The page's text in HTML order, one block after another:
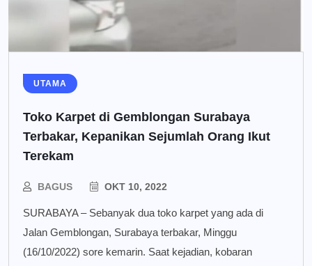
UTAMA
Toko Karpet di Gemblongan Surabaya
Terbakar, Kepanikan Sejumlah Orang Ikut
Terekam
BAGUS OKT 10, 2022
SURABAYA – Sebanyak dua toko karpet yang ada di
Jalan Gemblongan, Surabaya terbakar, Minggu
(16/10/2022) sore kemarin. Saat kejadian, kobaran